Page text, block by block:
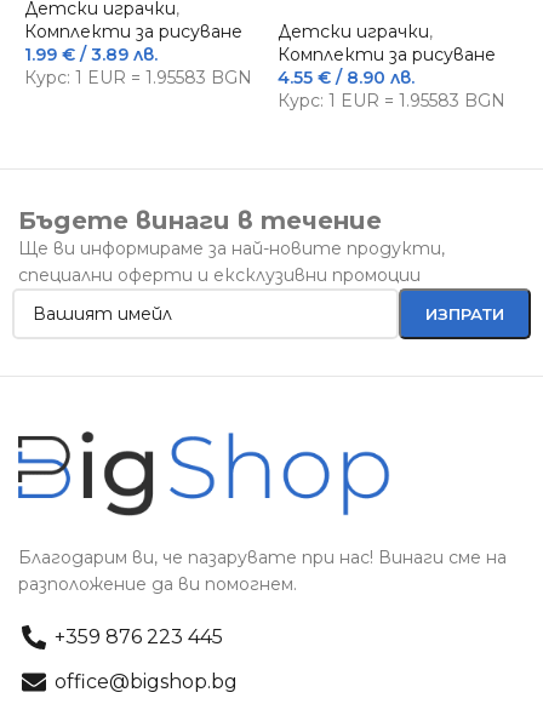
Детски играчки,
Комплекти за рисуване
1.99 € / 3.89 лв.
Курс: 1 EUR = 1.95583 BGN
Детски играчки,
Комплекти за рисуване
4.55 €/ 8.90 лв.
Курс: 1 EUR = 1.95583 BGN
Бъдете винаги в течение
Ще ви информираме за най-новите продукти,
специални оферти и ексклузивни промоции
Благодарим ви, че пазарувате при нас! Винаги сме на
разположение да ви помогнем.
+359 876 223 445
office@bigshop.bg